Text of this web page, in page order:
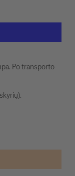
Po transporto